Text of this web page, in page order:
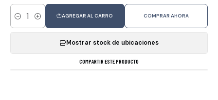
Cantidad
AGREGAR AL CARRO COMPRAR AHORA
Mostrar stock de ubicaciones
COMPARTIR ESTE PRODUCTO